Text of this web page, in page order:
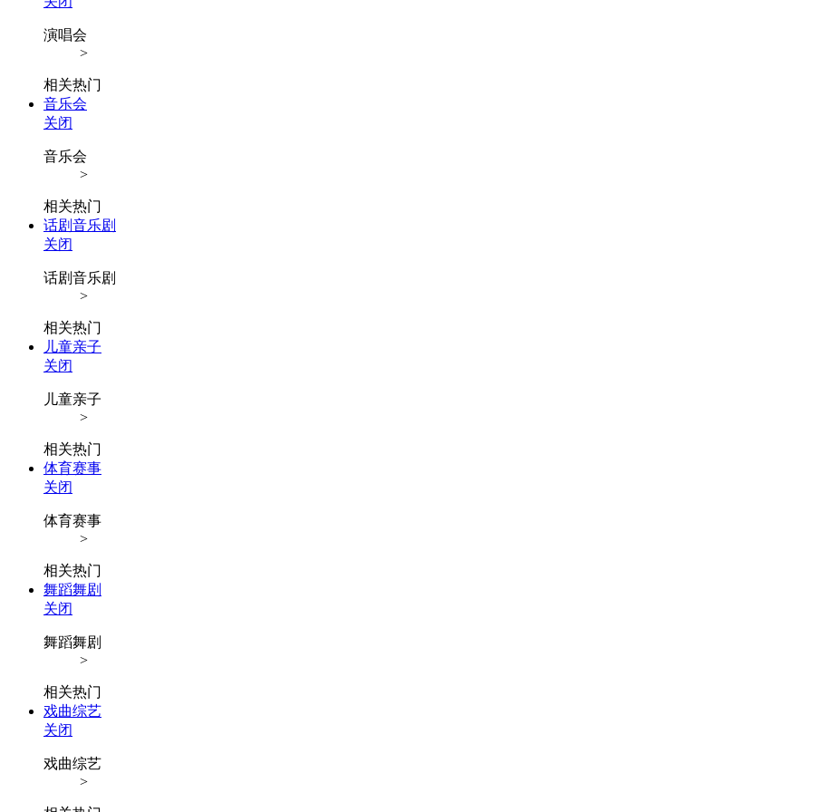
演唱会
>
相关热门
音乐会
关闭
音乐会
>
相关热门
话剧音乐剧
关闭
话剧音乐剧
>
相关热门
儿童亲子
关闭
儿童亲子
>
相关热门
体育赛事
关闭
体育赛事
>
相关热门
舞蹈舞剧
关闭
舞蹈舞剧
>
相关热门
戏曲综艺
关闭
戏曲综艺
>